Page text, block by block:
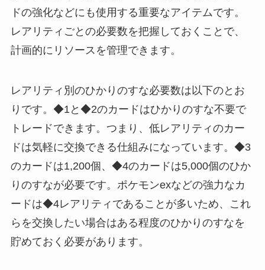
ドの強化などにも使用する重要なアイテムです。
レアリティごとの必要数を把握しておくことで、
計画的にリソースを管理できます。
レアリティ別のひかりのすな必要数は以下のとお
りです。◆1と◆2のカードはひかりのすな不要で
トレードできます。つまり、低レアリティのカー
ドは気軽に交換できる仕組みになっています。◆3
のカードは1,200個、◆4のカードは5,000個のひか
りのすなが必要です。ポケモンexなどの強力なカ
ードは◆4レアリティであることが多いため、これ
らを交換したい場合はある程度のひかりのすなを
貯めておく必要があります。